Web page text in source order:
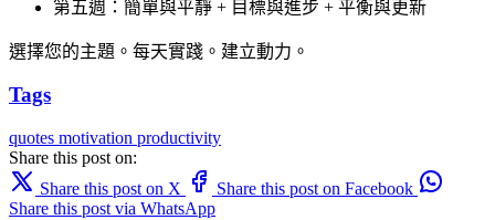
第五週：簡單與平靜 + 目標與進步 + 平衡與更新
選擇您的主題。每天實踐。建立動力。
Tags
quotes motivation productivity
Share this post on:
Share this post on X
Share this post on Facebook
Share this post via WhatsApp